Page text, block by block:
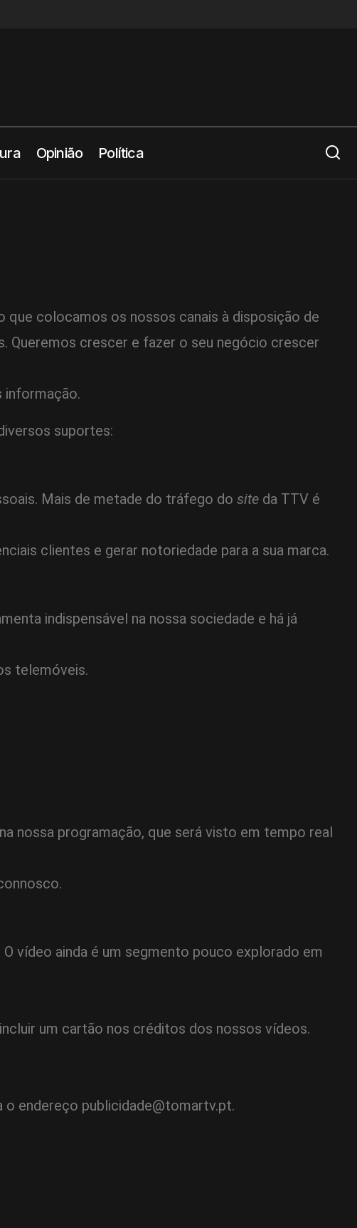
Opinião Política
que colocamos os nossos canais à disposição de
Queremos crescer e fazer o seu negócio crescer
informação.
suportes:
Mais de metade do tráfego do site da TTV é
clientes e gerar notoriedade para a sua marca.
indispensável na nossa sociedade e há já
telemóveis.
nossa programação, que será visto em tempo real
vídeo ainda é um segmento pouco explorado em
um cartão nos créditos dos nossos vídeos.
o endereço publicidade@tomartv.pt.